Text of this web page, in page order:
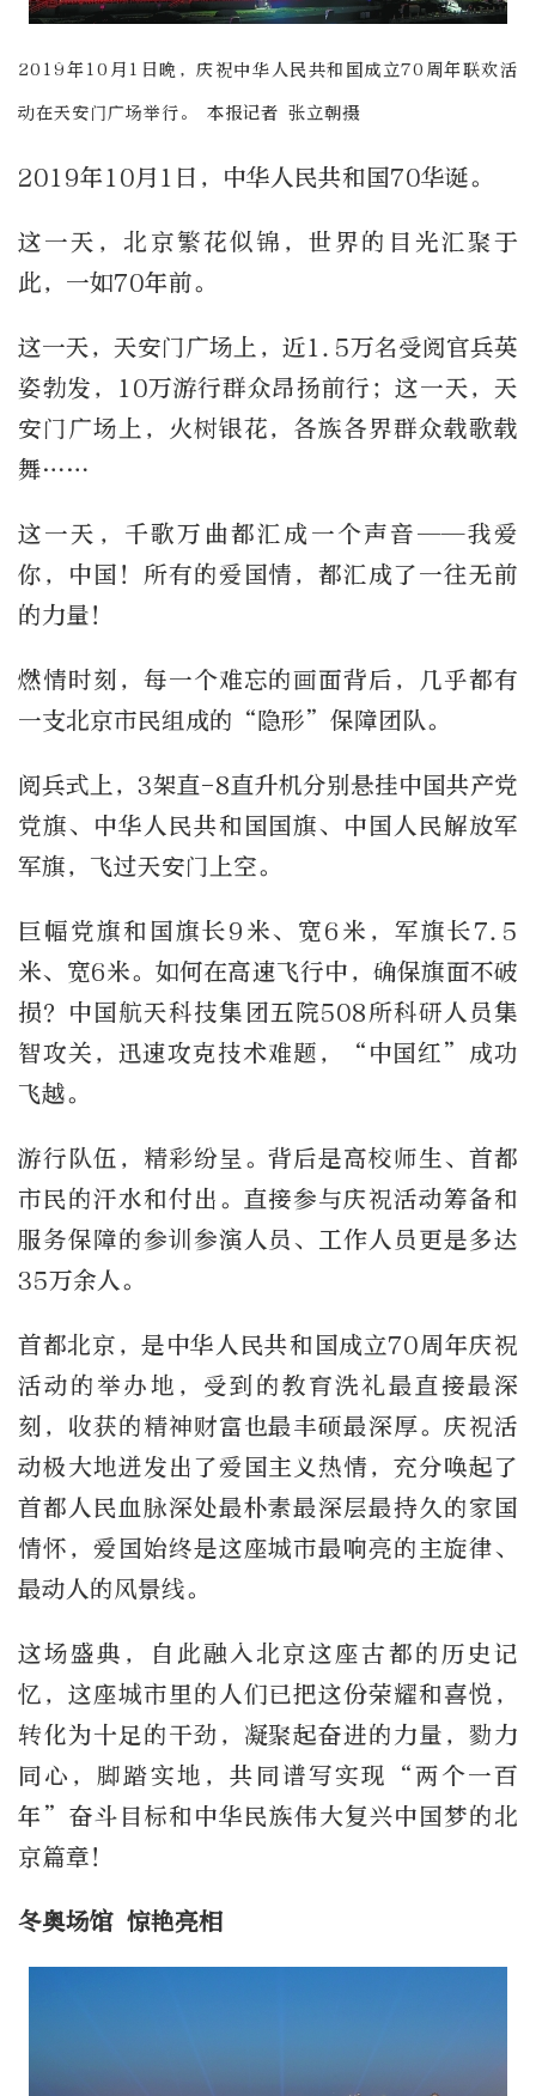
2019年10月1日晚，庆祝中华人民共和国成立70周年联欢活
动在天安门广场举行。 本报记者 张立朝摄
2019年10月1日，中华人民共和国70华诞。
这一天，北京繁花似锦，世界的目光汇聚于
此，一如70年前。
这一天，天安门广场上，近1.5万名受阅官兵英
姿勃发，10万游行群众昂扬前行；这一天，天
安门广场上，火树银花，各族各界群众载歌载
舞……
这一天，千歌万曲都汇成一个声音——我爱
你，中国！所有的爱国情，都汇成了一往无前
的力量！
燃情时刻，每一个难忘的画面背后，几乎都有
一支北京市民组成的“隐形”保障团队。
阅兵式上，3架直-8直升机分别悬挂中国共产党
党旗、中华人民共和国国旗、中国人民解放军
军旗，飞过天安门上空。
巨幅党旗和国旗长9米、宽6米，军旗长7.5
米、宽6米。如何在高速飞行中，确保旗面不破
损？中国航天科技集团五院508所科研人员集
智攻关，迅速攻克技术难题，“中国红”成功
飞越。
游行队伍，精彩纷呈。背后是高校师生、首都
市民的汗水和付出。直接参与庆祝活动筹备和
服务保障的参训参演人员、工作人员更是多达
35万余人。
首都北京，是中华人民共和国成立70周年庆祝
活动的举办地，受到的教育洗礼最直接最深
刻，收获的精神财富也最丰硕最深厚。庆祝活
动极大地迸发出了爱国主义热情，充分唤起了
首都人民血脉深处最朴素最深层最持久的家国
情怀，爱国始终是这座城市最响亮的主旋律、
最动人的风景线。
这场盛典，自此融入北京这座古都的历史记
忆，这座城市里的人们已把这份荣耀和喜悦，
转化为十足的干劲，凝聚起奋进的力量，勠力
同心，脚踏实地，共同谱写实现“两个一百
年”奋斗目标和中华民族伟大复兴中国梦的北
京篇章！
冬奥场馆 惊艳亮相